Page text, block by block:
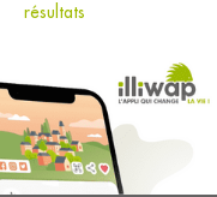
résultats